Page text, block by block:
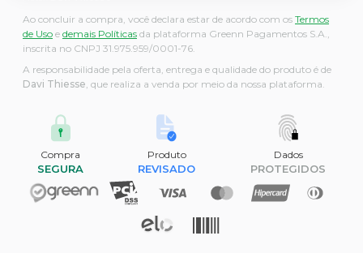
Ao concluir a compra, você declara estar de acordo com os Termos
de Uso e demais Políticas da plataforma Greenn Pagamentos S.A.,
inscrita no CNPJ 31.975.959/0001-76.
A responsabilidade pela oferta, entrega e qualidade do produto é de
Davi Thiesse, que realiza a venda por meio da nossa plataforma.
Compra
SEGURA
Produto
REVISADO
Dados
PROTEGIDOS